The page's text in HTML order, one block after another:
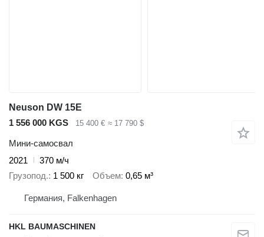
Neuson DW 15E
1 556 000 KGS
15 400 € ≈ 17 790 $
Мини-самосвал
2021
370 м/ч
Грузопод. 1 500 кг Объем 0,65 м³
Германия, Falkenhagen
HKL BAUMASCHINEN